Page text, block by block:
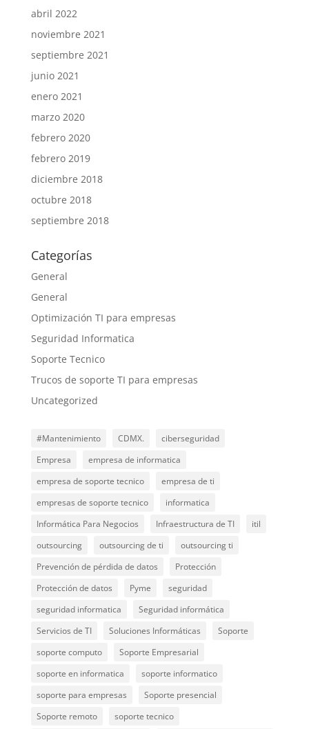
abril 2022
noviembre 2021
septiembre 2021
junio 2021
enero 2021
marzo 2020
febrero 2020
febrero 2019
diciembre 2018
octubre 2018
septiembre 2018
Categorías
General
General
Optimización TI para empresas
Seguridad Informatica
Soporte Tecnico
Trucos de soporte TI para empresas
Uncategorized
#Mantenimiento CDMX.
ciberseguridad
Empresa
empresa de informatica
empresa de soporte tecnico
empresa de ti
empresas de soporte tecnico
informatica
Informática Para Negocios
Infraestructura de TI
itil
outsourcing
outsourcing de ti
outsourcing ti
Prevención de pérdida de datos
Protección
Protección de datos
Pyme
seguridad
seguridad informatica
Seguridad informática
Servicios de TI
Soluciones Informáticas
Soporte
soporte computo
Soporte Empresarial
soporte en informatica
soporte informatico
soporte para empresas
Soporte presencial
Soporte remoto
soporte tecnico